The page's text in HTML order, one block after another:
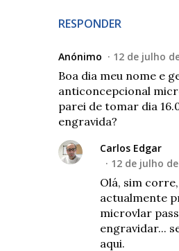
RESPONDER
Anónimo 12 de julho
Boa dia meu nome e
anticoncepcional
parei de tomar dia
engravida?
Carlos Edgar
12 de julho
Olá, sim
actualmente
microvlar
engravidar...
aqui.